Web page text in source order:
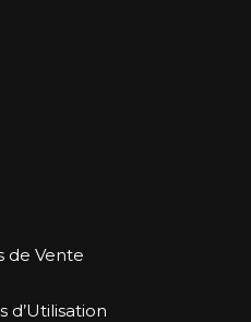
de Vente
d’Utilisation